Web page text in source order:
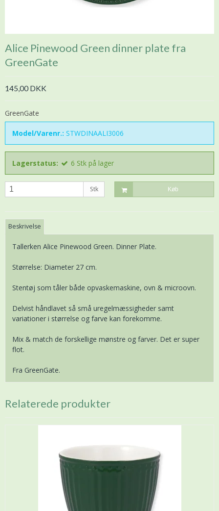
Alice Pinewood Green dinner plate fra
GreenGate
145,00 DKK
GreenGate
Model/Varenr.: STWDINAALI3006
Lagerstatus: 6 Stk på lager
Stk Køb
Beskrivelse
Tallerken Alice Pinewood Green. Dinner Plate.
Størrelse: Diameter 27 cm.
Stentøj som tåler både opvaskemaskine, ovn & microovn.
Delvist håndlavet så små uregelmæssigheder samt
variationer i størrelse og farve kan forekomme.
Mix & match de forskellige mønstre og farver. Det er super
flot.
Fra GreenGate.
Relaterede produkter